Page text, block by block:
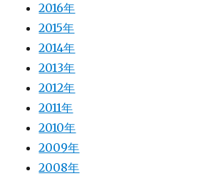
2016年
2015年
2014年
2013年
2012年
2011年
2010年
2009年
2008年